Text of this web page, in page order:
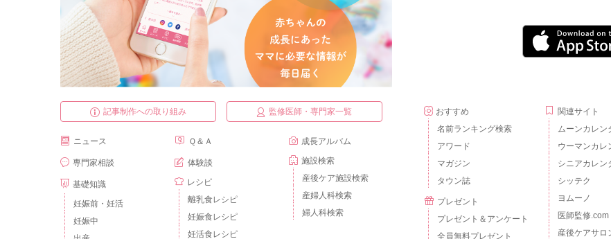
記事制作への取り組み 監修医師・専門家一覧
ニュース
専門家相談
基礎知識
妊娠前・妊活
妊娠中
Ｑ＆Ａ
体験談
レシピ
離乳食レシピ
妊娠食レシピ
妊活食レシピ
成長アルバム
施設検索
産後ケア施設検索
産婦人科検索
婦人科検索
おすすめ
名前ランキング検索
アワード
マガジン
タウン誌
プレゼント
プレゼント＆アンケート
全員無料プレゼント
関連サイト
ムーンカレン
ウーマンカレ
シニアカレン
シッテク
ヨムーノ
医師監修.com
産後ケアサロ